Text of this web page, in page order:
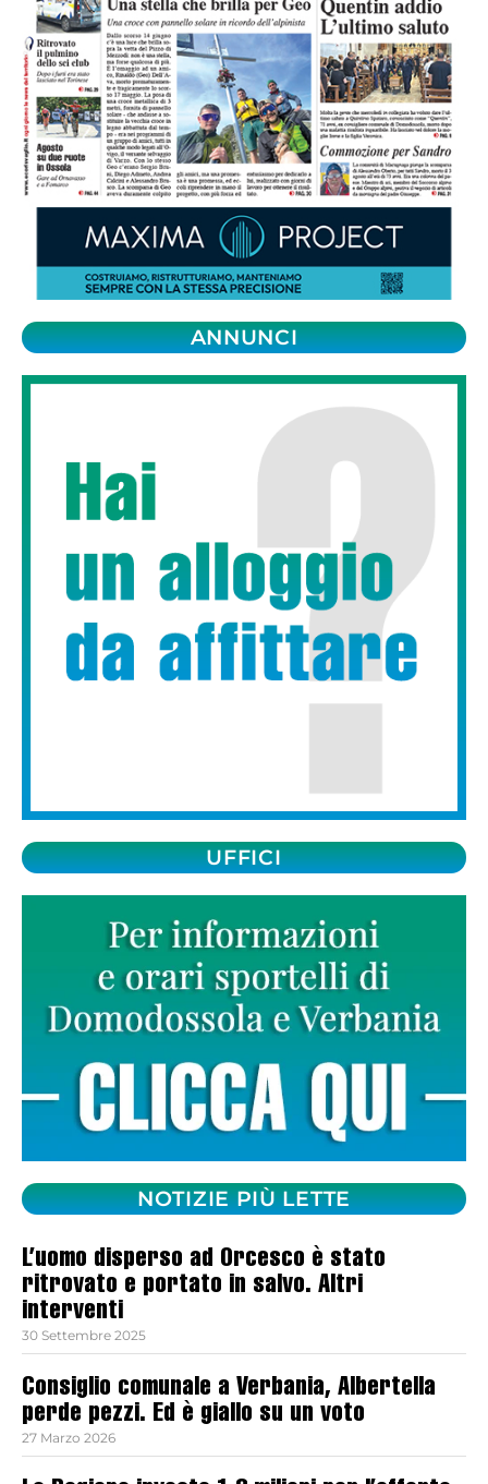
ANNUNCI
UFFICI
NOTIZIE PIÙ LETTE
L’uomo disperso ad Orcesco è stato
ritrovato e portato in salvo. Altri
interventi
30 Settembre 2025
Consiglio comunale a Verbania, Albertella
perde pezzi. Ed è giallo su un voto
27 Marzo 2026